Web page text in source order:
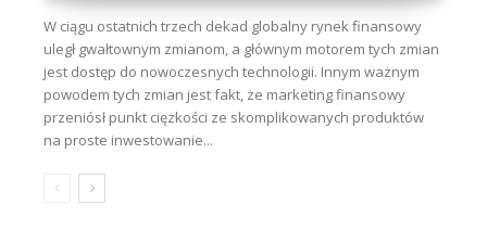
W ciągu ostatnich trzech dekad globalny rynek finansowy
uległ gwałtownym zmianom, a głównym motorem tych zmian
jest dostęp do nowoczesnych technologii. Innym ważnym
powodem tych zmian jest fakt, że marketing finansowy
przeniósł punkt ciężkości ze skomplikowanych produktów
na proste inwestowanie...